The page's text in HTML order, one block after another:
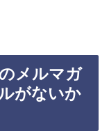
メルマガ
がないか